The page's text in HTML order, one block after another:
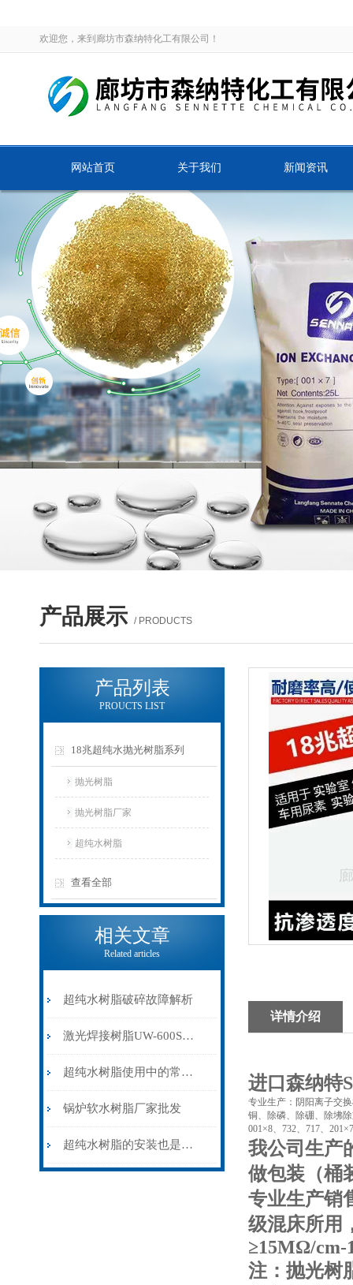
欢迎您，来到廊坊市森纳特化工有限公司！
网站首页 关于我们 新闻资讯
产品展示 / PRODUCTS
产品列表
PROUCTS LIST
18兆超纯水抛光树脂系列
抛光树脂
抛光树脂厂家
超纯水树脂
查看全部
相关文章
Related articles
超纯水树脂破碎故障解析
激光焊接树脂UW-600SUZ使用需不需要预处理能不能再生使用
超纯水树脂使用中的常见问题与维护技巧
锅炉软水树脂厂家批发
超纯水树脂的安装也是很有讲究的
详情介绍
进口森纳特
专业生产：阴阳离子交
铜、除磷、除硼、除坲
001×8、732、717、
我公司生产
做包装（桶
专业生产销
级混床所用
≥15MΩ/cm-
注：抛光树